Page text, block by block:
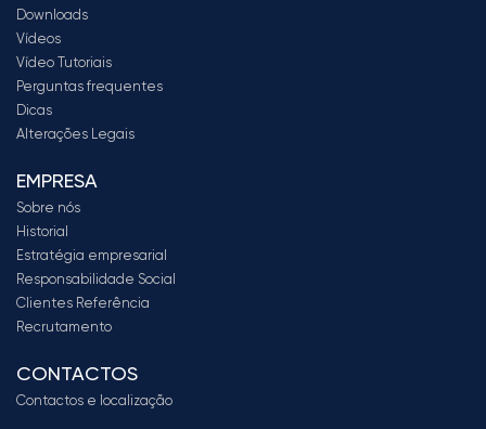
Downloads
Vídeos
Vídeo Tutoriais
Perguntas frequentes
Dicas
Alterações Legais
EMPRESA
Sobre nós
Historial
Estratégia empresarial
Responsabilidade Social
Clientes Referência
Recrutamento
CONTACTOS
Contactos e localização